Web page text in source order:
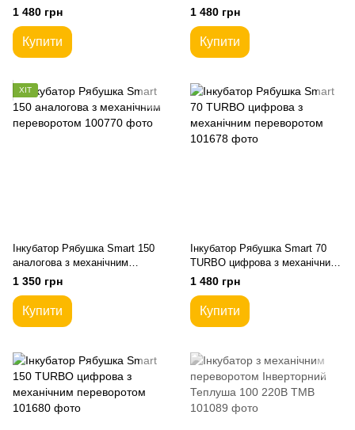
переворотом
1 480 грн
Купити
переворотом
1 480 грн
Купити
ХІТ
Інкубатор Рябушка Smart 150
аналогова з механічним
переворотом
1 350 грн
Купити
Інкубатор Рябушка Smart 70
TURBO цифрова з механічним
переворотом
1 480 грн
Купити